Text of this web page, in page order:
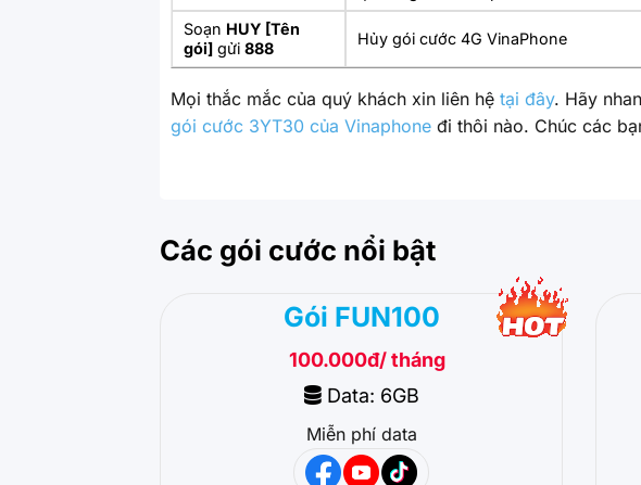
Soạn HUY [Tên
gói] gửi 888
Hủy gói cước 4G VinaPhone
Mọi thắc mắc của quý khách xin liên hệ tại đây. Hãy
gói cước 3YT30 của Vinaphone đi thôi nào. Chúc các
Các gói cước nổi bật
Gói FUN100
100.000đ/ tháng
Data: 6GB
Miễn phí data